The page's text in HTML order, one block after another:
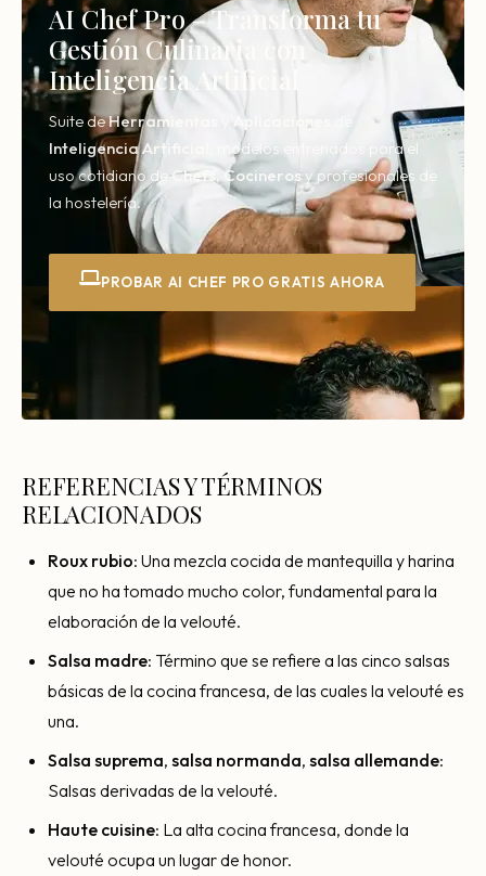
AI Chef Pro – Transforma tu
Gestión Culinaria con
Inteligencia Artificial
Suite deHerramientas Aplicaciones
InteligenciaArtificial,
modelos entrenados para el
uso cotidiano deChefs ,Cocinerosy profesionales de
la hostelería.
PROBAR AI CHEF PRO GRATIS AHORA
REFERENCIAS Y TÉRMINOS
RELACIONADOS
Roux rubio: Una mezcla cocida de mantequilla y harina
que no ha tomado mucho color, fundamental para la
elaboración de la velouté.
Salsa madre: Término que se refiere a las cinco salsas
básicas de la cocina francesa, de las cuales la velouté es
una.
Salsa suprema, salsa normanda, salsa allemande:
Salsas derivadas de la velouté.
Haute cuisine: La alta cocina francesa, donde la
velouté ocupa un lugar de honor.